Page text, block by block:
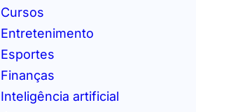
Cursos
Entretenimento
Esportes
Finanças
Inteligência artificial